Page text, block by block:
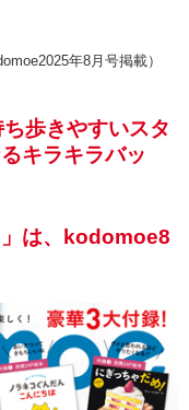
年8月号掲載）
歩きやすいスタ
キラキラバッ
」は、kodomoe8